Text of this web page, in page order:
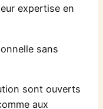
expertise en
sans
sont ouverts
aux